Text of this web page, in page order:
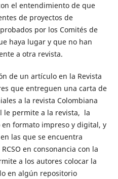
el entendimiento de que
de proyectos de
por los Comités de
haya lugar y que no han
a otra revista.
de un artículo en la Revista
que entreguen una carta de
a la revista Colombiana
le permite a la revista, la
formato impreso y digital, y
las que se encuentra
en consonancia con la
a los autores colocar la
en algún repositorio